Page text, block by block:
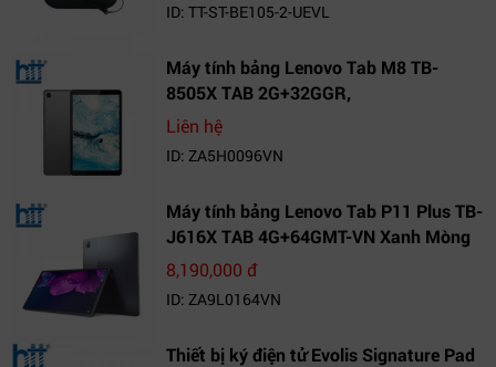
ID: TT-ST-BE105-2-UEVL
Máy tính bảng Lenovo Tab M8 TB-
8505X TAB 2G+32GGR,
VN_ZA5H0096VN
Liên hệ
ID: ZA5H0096VN
Máy tính bảng Lenovo Tab P11 Plus TB-
J616X TAB 4G+64GMT-VN Xanh Mòng
Két_ZA9L0164VN
8,190,000 đ
ID: ZA9L0164VN
Thiết bị ký điện tử Evolis Signature Pad